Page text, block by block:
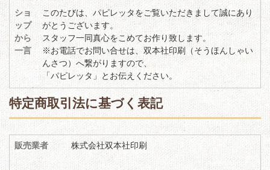
ショ
ップ
から
一言
このたびは、パピレッタをご覧いただきまして誠にあり
がとうございます。
スタッフ一同真心をこめてお作り致します。
※お電話でお問い合せは、双本社印刷（そうほんしゃい
んさつ）へ繋がりますので、
「パピレッタ」とお伝えください。
特定商取引法に基づく表記
販売業者 株式会社双本社印刷